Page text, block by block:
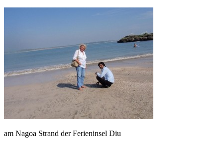
am Nagoa Strand der Ferieninsel Diu